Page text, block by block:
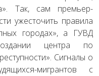
Так, сам премьер-
ужесточить правила
городах», а ГУВД
центра по
Сигналы о
мигрантов с